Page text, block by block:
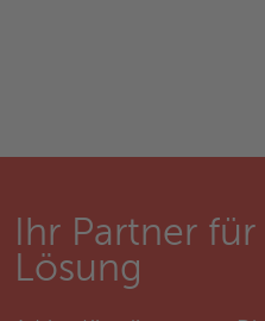
Ihr Partner
Lösung